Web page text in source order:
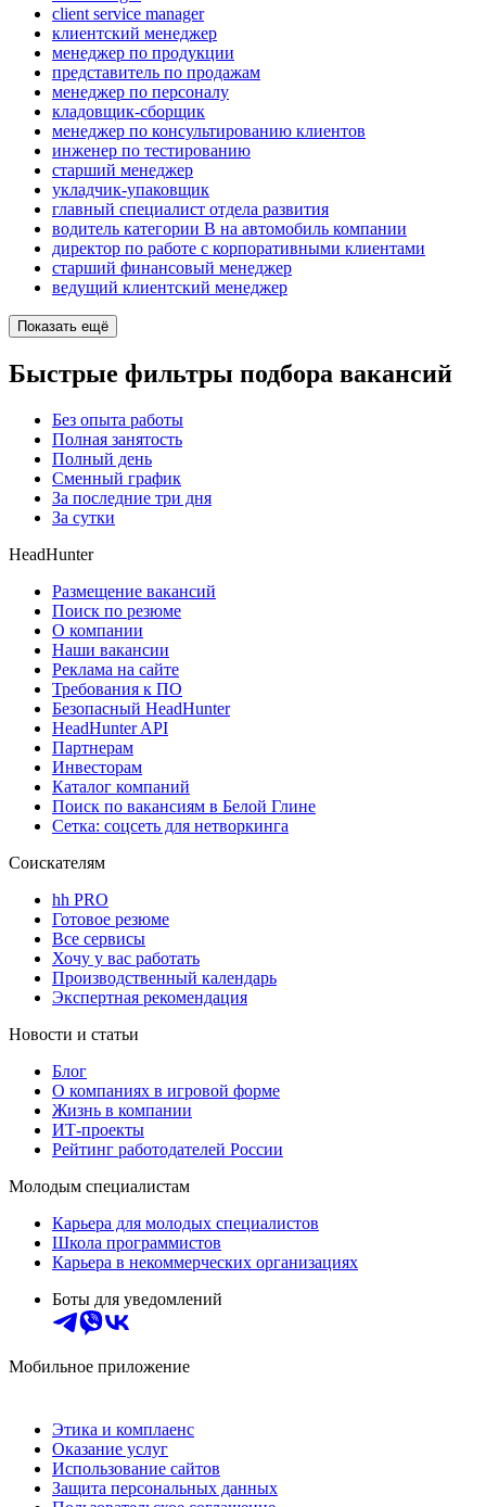
client service manager
клиентский менеджер
менеджер по продукции
представитель по продажам
менеджер по персоналу
кладовщик-сборщик
менеджер по консультированию клиентов
инженер по тестированию
старший менеджер
укладчик-упаковщик
главный специалист отдела развития
водитель категории B на автомобиль компании
директор по работе с корпоративными клиентами
старший финансовый менеджер
ведущий клиентский менеджер
Показать ещё
Быстрые фильтры подбора вакансий
Без опыта работы
Полная занятость
Полный день
Сменный график
За последние три дня
За сутки
HeadHunter
Размещение вакансий
Поиск по резюме
О компании
Наши вакансии
Реклама на сайте
Требования к ПО
Безопасный HeadHunter
HeadHunter API
Партнерам
Инвесторам
Каталог компаний
Поиск по вакансиям в Белой Глине
Сетка: соцсеть для нетворкинга
Соискателям
hh PRO
Готовое резюме
Все сервисы
Хочу у вас работать
Производственный календарь
Экспертная рекомендация
Новости и статьи
Блог
О компаниях в игровой форме
Жизнь в компании
ИТ-проекты
Рейтинг работодателей России
Молодым специалистам
Карьера для молодых специалистов
Школа программистов
Карьера в некоммерческих организациях
Боты для уведомлений
Мобильное приложение
Этика и комплаенс
Оказание услуг
Использование сайтов
Защита персональных данных